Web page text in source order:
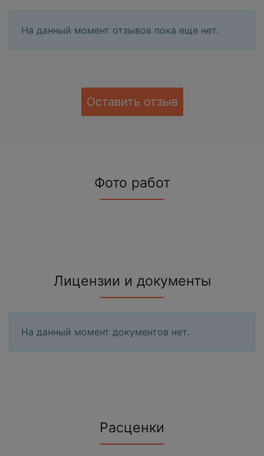
На данный момент отзывов пока еще нет.
Оставить отзыв
Фото работ
Лицензии и документы
На данный момент документов нет.
Расценки